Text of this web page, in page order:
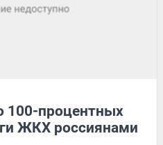
100-процентных
ЖКХ россиянами